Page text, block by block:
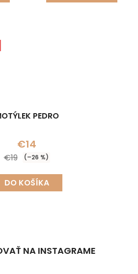
PEDRO
€14
€19 (–26 %)
DO KOŠÍKA
NA INSTAGRAME